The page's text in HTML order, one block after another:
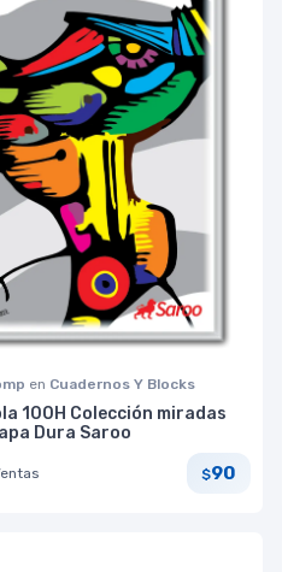
en Cuadernos Y Blocks
100H Colección miradas
Dura Saroo
$90